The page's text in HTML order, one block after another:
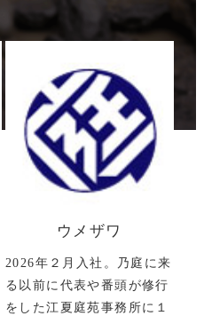
ウメザワ
2026年２月入社。乃庭に来
る以前に代表や番頭が修行
をした江夏庭苑事務所に１